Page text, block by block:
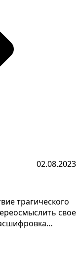
02.08.2023
трагического
свое